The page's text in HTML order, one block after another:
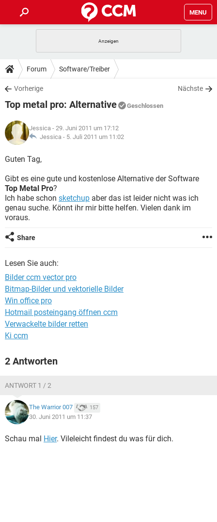
MENU
ANDROID IOS
WINDOWS 10
WHATSAPP TIKTOK
FACEBOOK
TIPPS & TRICKS
SPIELE
WHATSAPP TIKTOK
FACEBOOK
DOWNLOADS
SPIELE STREAMING
ANDROID
WINDOWS 10 INSTAGRAM
WHATSAPP
FORUM
SPIELE STREAMING
ANDROID
WINDOWS 10
WHATSAPP TIKTOK
FACEBOOK HARDWARE
LEXIKON
SPIELE
WINDOWS 10
TIKTOK
FACEBOOK
Forum Software/Treiber
Vorherige Nächste
Top metal pro: Alternative Geschlossen
Jessica - 29. Juni 2011 um 17:12
Jessica - 5. Juli 2011 um 11:02
Guten Tag,
Gibt es eine gute und kostenlose Alternative der Software
Top Metal Pro?
Ich habe schon sketchup aber das ist leider nicht was ich
genau suche. Könnt ihr mir bitte helfen. Vielen dank im
voraus.
Share
Lesen Sie auch:
Bilder ccm vector pro
Bitmap-Bilder und vektorielle Bilder
Win office pro
Hotmail posteingang öffnen ccm
Verwackelte bilder retten
Ki ccm
2 Antworten
ANTWORT 1 / 2
The Warrior 007 157
30. Juni 2011 um 11:37
Schau mal Hier. Vileleicht findest du was für dich.